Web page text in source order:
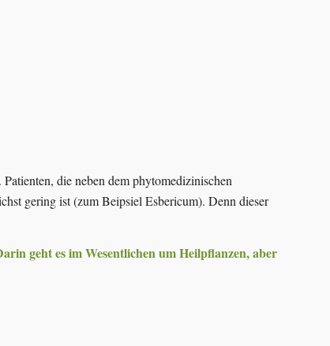
die neben dem phytomedizinischen
gering ist (zum Beipsiel Esbericum). Denn dieser
geht es im Wesentlichen um Heilpflanzen, aber